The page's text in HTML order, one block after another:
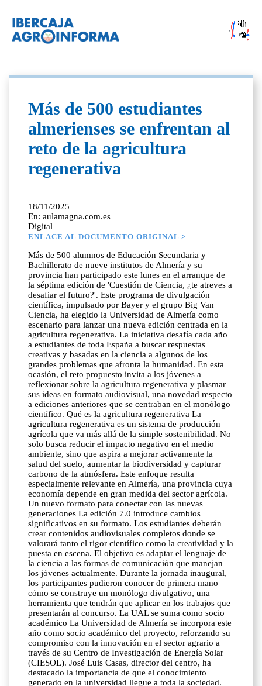
Más de 500 estudiantes
almerienses se enfrentan al
reto de la agricultura
regenerativa
18/11/2025
En: aulamagna.com.es
Digital
ENLACE AL DOCUMENTO ORIGINAL >
Más de 500 alumnos de Educación Secundaria y
Bachillerato de nueve institutos de Almería y su
provincia han participado este lunes en el arranque de
la séptima edición de 'Cuestión de Ciencia, ¿te atreves a
desafiar el futuro?'. Este programa de divulgación
científica, impulsado por Bayer y el grupo Big Van
Ciencia, ha elegido la Universidad de Almería como
escenario para lanzar una nueva edición centrada en la
agricultura regenerativa. La iniciativa desafía cada año
a estudiantes de toda España a buscar respuestas
creativas y basadas en la ciencia a algunos de los
grandes problemas que afronta la humanidad. En esta
ocasión, el reto propuesto invita a los jóvenes a
reflexionar sobre la agricultura regenerativa y plasmar
sus ideas en formato audiovisual, una novedad respecto
a ediciones anteriores que se centraban en el monólogo
científico. Qué es la agricultura regenerativa La
agricultura regenerativa es un sistema de producción
agrícola que va más allá de la simple sostenibilidad. No
solo busca reducir el impacto negativo en el medio
ambiente, sino que aspira a mejorar activamente la
salud del suelo, aumentar la biodiversidad y capturar
carbono de la atmósfera. Este enfoque resulta
especialmente relevante en Almería, una provincia cuya
economía depende en gran medida del sector agrícola.
Un nuevo formato para conectar con las nuevas
generaciones La edición 7.0 introduce cambios
significativos en su formato. Los estudiantes deberán
crear contenidos audiovisuales completos donde se
valorará tanto el rigor científico como la creatividad y la
puesta en escena. El objetivo es adaptar el lenguaje de
la ciencia a las formas de comunicación que manejan
los jóvenes actualmente. Durante la jornada inaugural,
los participantes pudieron conocer de primera mano
cómo se construye un monólogo divulgativo, una
herramienta que tendrán que aplicar en los trabajos que
presentarán al concurso. La UAL se suma como socio
académico La Universidad de Almería se incorpora este
año como socio académico del proyecto, reforzando su
compromiso con la innovación en el sector agrario a
través de su Centro de Investigación de Energía Solar
(CIESOL). José Luis Casas, director del centro, ha
destacado la importancia de que el conocimiento
generado en la universidad llegue a toda la sociedad.